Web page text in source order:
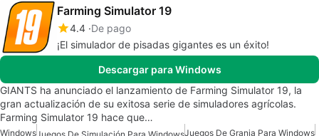
Farming Simulator 19
4.4 De pago
¡El simulador de pisadas gigantes es un éxito!
Descargar para Windows
GIANTS ha anunciado el lanzamiento de Farming Simulator 19, la
gran actualización de su exitosa serie de simuladores agrícolas.
Farming Simulator 19 hace que…
Windows
Juegos De Granja Para Windows